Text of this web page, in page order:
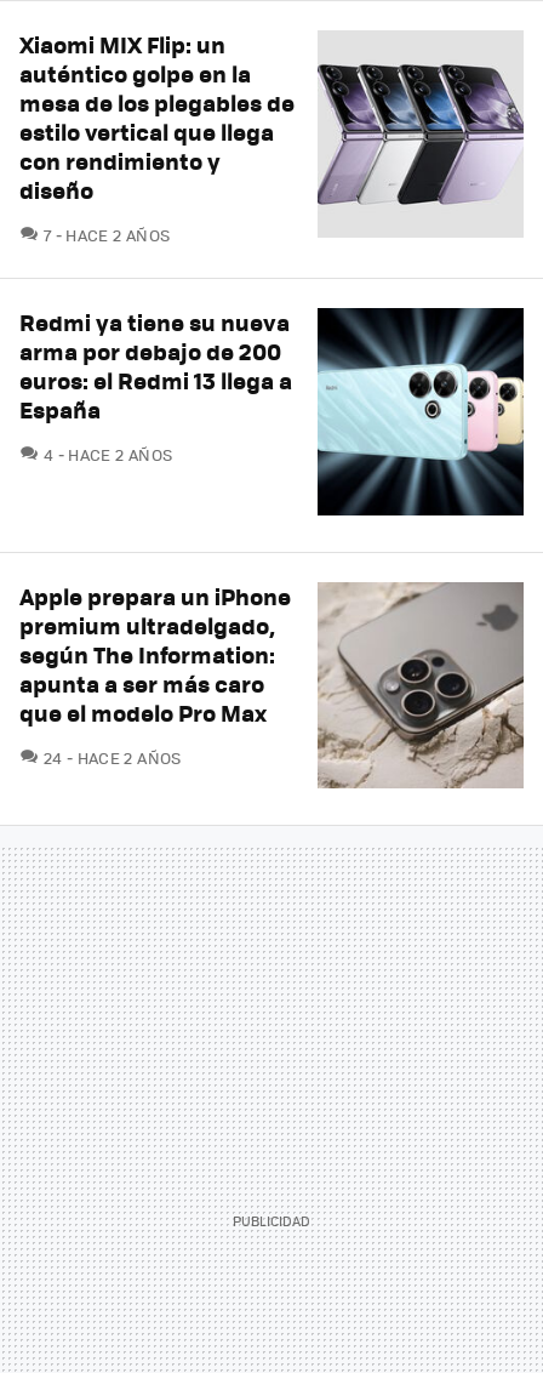
Xiaomi MIX Flip: un
auténtico golpe en la
mesa de los plegables de
estilo vertical que llega
con rendimiento y
diseño
7COMENTARIOS
HACE 2 AÑOS
Redmi ya tiene su nueva
arma por debajo de 200
euros: el Redmi 13 llega a
España
4 COMENTARIOS
HACE 2 AÑOS
Apple prepara un iPhone
premium ultradelgado,
según The Information:
apunta a ser más caro
que el modelo Pro Max
24 COMENTARIOS
HACE 2 AÑOS